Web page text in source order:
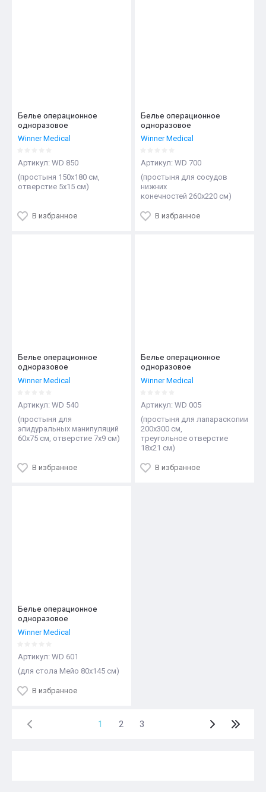
Белье операционное
одноразовое
Winner Medical
Артикул: WD 850
(простыня 150х180 см,
отверстие 5х15 см)
В избранное
Белье операционное
одноразовое
Winner Medical
Артикул: WD 700
(простыня для сосудов
нижних
конечностей 260х220 см)
В избранное
Белье операционное
одноразовое
Winner Medical
Артикул: WD 540
(простыня для
эпидуральных манипуляций
60х75 см, отверстие 7х9 см)
В избранное
Белье операционное
одноразовое
Winner Medical
Артикул: WD 005
(простыня для лапараскопии
200x300 см,
треугольное отверстие
18x21 см)
В избранное
Белье операционное
одноразовое
Winner Medical
Артикул: WD 601
(для стола Мейо 80х145 см)
В избранное
1 2 3